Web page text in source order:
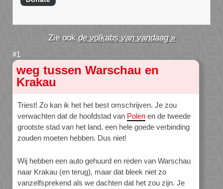
de volkabs van vandaag »
weg tussen Warschau en
Krakau
Triest! Zo kan ik het het best omschrijven. Je zou
verwachten dat de hoofdstad van Polen en de tweede
grootste stad van het land, een hele goede verbinding
zouden moeten hebben. Dus niet!
Wij hebben een auto gehuurd en reden van Warschau
naar Krakau (en terug), maar dat bleek niet zo
vanzelfsprekend als we dachten dat het zou zijn. Je